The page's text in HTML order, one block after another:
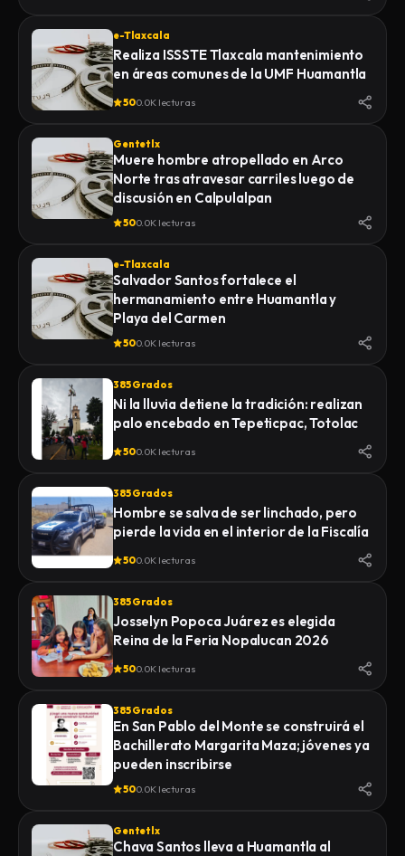
e-Tlaxcala
Realiza ISSSTE Tlaxcala mantenimiento
en áreas comunes de la UMF Huamantla
500.0K lecturas
Gentetlx
Muere hombre atropellado en Arco
Norte tras atravesar carriles luego de
discusión en Calpulalpan
500.0K lecturas
e-Tlaxcala
Salvador Santos fortalece el
hermanamiento entre Huamantla y
Playa del Carmen
500.0K lecturas
385 Grados
Ni la lluvia detiene la tradición: realizan
palo encebado en Tepeticpac, Totolac
500.0K lecturas
385 Grados
Hombre se salva de ser linchado, pero
pierde la vida en el interior de la Fiscalía
500.0K lecturas
385 Grados
Josselyn Popoca Juárez es elegida
Reina de la Feria Nopalucan 2026
500.0K lecturas
385 Grados
En San Pablo del Monte se construirá el
Bachillerato Margarita Maza; jóvenes ya
pueden inscribirse
500.0K lecturas
Gentetlx
Chava Santos lleva a Huamantla al